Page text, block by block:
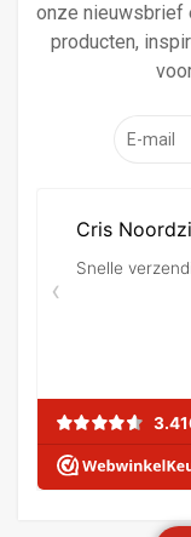
onze nieuwsbrief
producten,